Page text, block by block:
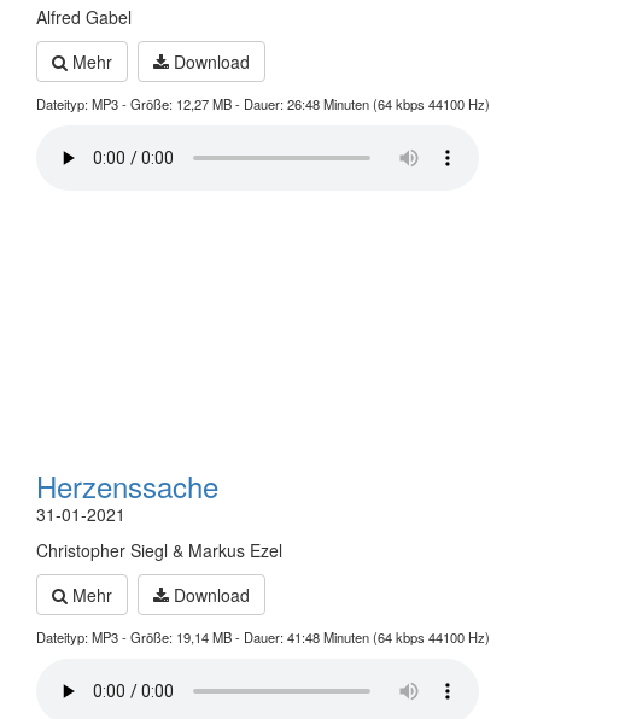
Alfred Gabel
Mehr
Download
Dateityp: MP3 - Größe: 12,27 MB - Dauer: 26:48 Minuten (64 kbps 44100 Hz)
Herzenssache
31-01-2021
Christopher Siegl & Markus Ezel
Mehr
Download
Dateityp: MP3 - Größe: 19,14 MB - Dauer: 41:48 Minuten (64 kbps 44100 Hz)